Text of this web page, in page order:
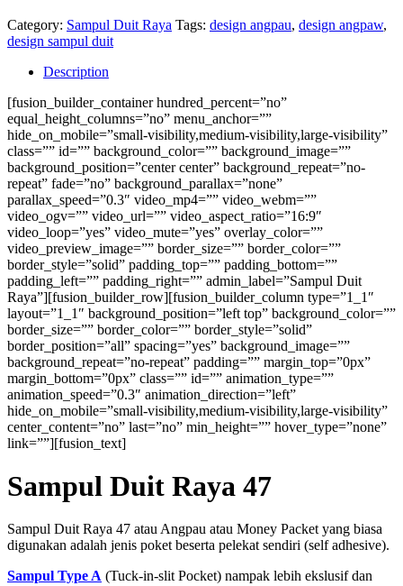
Category: Sampul Duit Raya Tags: design angpau, design angpaw,
design sampul duit
Description
[fusion_builder_container hundred_percent=”no”
equal_height_columns=”no” menu_anchor=””
hide_on_mobile=”small-visibility,medium-visibility,large-visibility”
class=”” id=”” background_color=”” background_image=””
background_position=”center center” background_repeat=”no-
repeat” fade=”no” background_parallax=”none”
parallax_speed=”0.3″ video_mp4=”” video_webm=””
video_ogv=”” video_url=”” video_aspect_ratio=”16:9″
video_loop=”yes” video_mute=”yes” overlay_color=””
video_preview_image=”” border_size=”” border_color=””
border_style=”solid” padding_top=”” padding_bottom=””
padding_left=”” padding_right=”” admin_label=”Sampul Duit
Raya”][fusion_builder_row][fusion_builder_column type=”1_1″
layout=”1_1″ background_position=”left top” background_color=””
border_size=”” border_color=”” border_style=”solid”
border_position=”all” spacing=”yes” background_image=””
background_repeat=”no-repeat” padding=”” margin_top=”0px”
margin_bottom=”0px” class=”” id=”” animation_type=””
animation_speed=”0.3″ animation_direction=”left”
hide_on_mobile=”small-visibility,medium-visibility,large-visibility”
center_content=”no” last=”no” min_height=”” hover_type=”none”
link=””][fusion_text]
Sampul Duit Raya 47
Sampul Duit Raya 47 atau Angpau atau Money Packet yang biasa
digunakan adalah jenis poket beserta pelekat sendiri (self adhesive).
Sampul Type A (Tuck-in-slit Pocket) nampak lebih ekslusif dan